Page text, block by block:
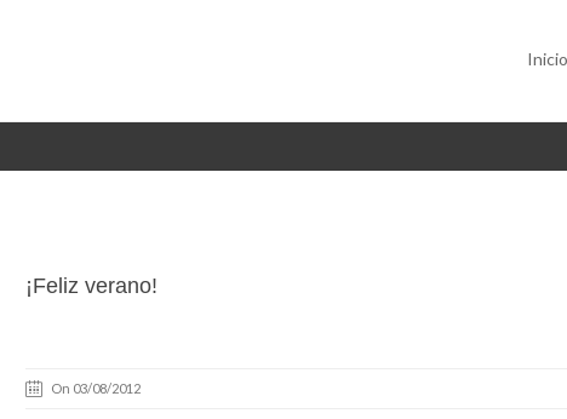
Inicio
¡Feliz verano!
On 03/08/2012